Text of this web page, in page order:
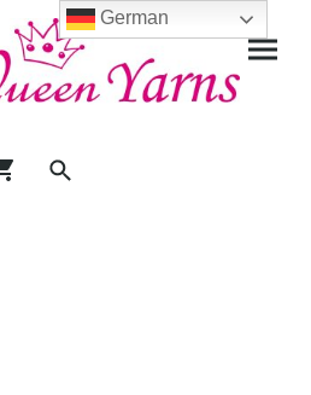
German